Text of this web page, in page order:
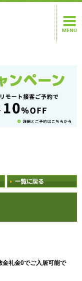
礼金0でご入居可能で